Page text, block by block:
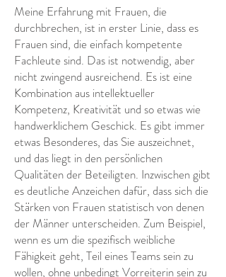
Meine Erfahrung mit Frauen, die
durchbrechen, ist in erster Linie, dass es
Frauen sind, die einfach kompetente
Fachleute sind. Das ist notwendig, aber
nicht zwingend ausreichend. Es ist eine
Kombination aus intellektueller
Kompetenz, Kreativität und so etwas wie
handwerklichem Geschick. Es gibt immer
etwas Besonderes, das Sie auszeichnet,
und das liegt in den persönlichen
Qualitäten der Beteiligten. Inzwischen gibt
es deutliche Anzeichen dafür, dass sich die
Stärken von Frauen statistisch von denen
der Männer unterscheiden. Zum Beispiel,
wenn es um die spezifisch weibliche
Fähigkeit geht, Teil eines Teams sein zu
wollen, ohne unbedingt Vorreiterin sein zu